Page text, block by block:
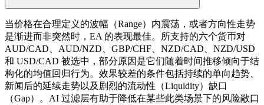
当价格在合理定义的波幅（Range）内震荡，或者方向性走势
是渐进而非突然时，EA 的表现最佳。所支持的六个货币对
AUD/CAD、AUD/NZD、GBP/CHF、NZD/CAD、NZD/USD
和 USD/CAD 被选中，部分原因是它们随着时间推移倾向于结
构化的均值回归行为。效果较差的条件包括持续的单向趋势、
新闻后的延续走势以及剧烈的流动性（Liquidity）缺口
（Gap）。AI 过滤层有助于降低在某些此类场景下的风险敞口